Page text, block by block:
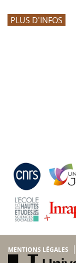
PLUS D'INFOS
MENTIONS LÉGALES